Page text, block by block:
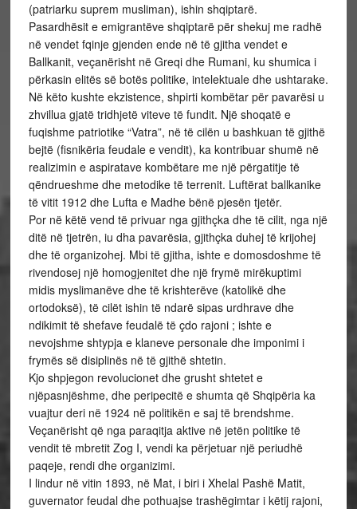
(patriarku suprem musliman), ishin shqiptarë.
Pasardhësit e emigrantëve shqiptarë për shekuj me radhë
në vendet fqinje gjenden ende në të gjitha vendet e
Ballkanit, veçanërisht në Greqi dhe Rumani, ku shumica i
përkasin elitës së botës politike, intelektuale dhe ushtarake.
Në këto kushte ekzistence, shpirti kombëtar për pavarësi u
zhvillua gjatë tridhjetë viteve të fundit. Një shoqatë e
fuqishme patriotike “Vatra”, në të cilën u bashkuan të gjithë
bejtë (fisnikëria feudale e vendit), ka kontribuar shumë në
realizimin e aspiratave kombëtare me një përgatitje të
qëndrueshme dhe metodike të terrenit. Luftërat ballkanike
të vitit 1912 dhe Lufta e Madhe bënë pjesën tjetër.
Por në këtë vend të privuar nga gjithçka dhe të cilit, nga një
ditë në tjetrën, iu dha pavarësia, gjithçka duhej të krijohej
dhe të organizohej. Mbi të gjitha, ishte e domosdoshme të
rivendosej një homogjenitet dhe një frymë mirëkuptimi
midis myslimanëve dhe të krishterëve (katolikë dhe
ortodoksë), të cilët ishin të ndarë sipas urdhrave dhe
ndikimit të shefave feudalë të çdo rajoni ; ishte e
nevojshme shtypja e klaneve personale dhe imponimi i
frymës së disiplinës në të gjithë shtetin.
Kjo shpjegon revolucionet dhe grusht shtetet e
njëpasnjëshme, dhe peripecitë e shumta që Shqipëria ka
vuajtur deri në 1924 në politikën e saj të brendshme.
Veçanërisht që nga paraqitja aktive në jetën politike të
vendit të mbretit Zog I, vendi ka përjetuar një periudhë
paqeje, rendi dhe organizimi.
I lindur në vitin 1893, në Mat, i biri i Xhelal Pashë Matit,
guvernator feudal dhe pothuajse trashëgimtar i këtij rajoni,